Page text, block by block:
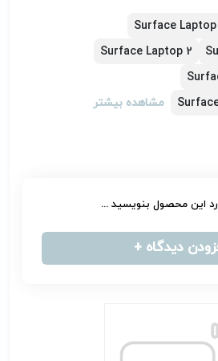
Surface Laptop
Surface Laptop 2
مشاهده بیشتر
این محصول بنویسید ...
دیدگاه +